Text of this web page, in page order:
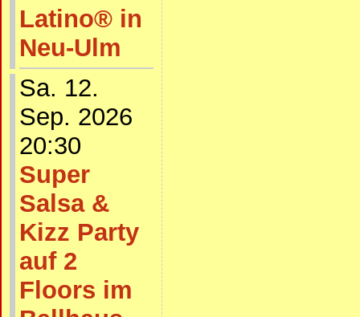
Latino® in
Neu-Ulm
Sa. 12.
Sep. 2026
20:30
Super
Salsa &
Kizz Party
auf 2
Floors im